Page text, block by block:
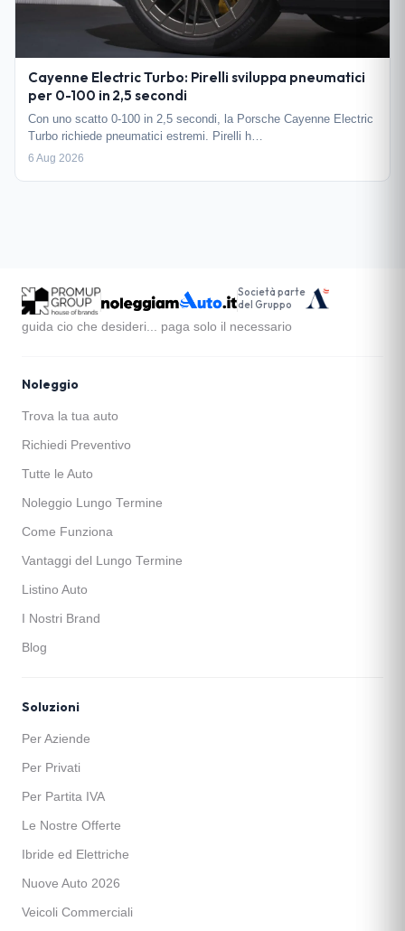
Cayenne Electric Turbo: Pirelli sviluppa pneumatici
per 0-100 in 2,5 secondi
Con uno scatto 0-100 in 2,5 secondi, la Porsche Cayenne Electric
Turbo richiede pneumatici estremi. Pirelli h…
6 Aug 2026
Società parte
del Gruppo
guida cio che desideri... paga solo il necessario
Noleggio
Trova la tua auto
Richiedi Preventivo
Tutte le Auto
Noleggio Lungo Termine
Come Funziona
Vantaggi del Lungo Termine
Listino Auto
I Nostri Brand
Blog
Soluzioni
Per Aziende
Per Privati
Per Partita IVA
Le Nostre Offerte
Ibride ed Elettriche
Nuove Auto 2026
Veicoli Commerciali